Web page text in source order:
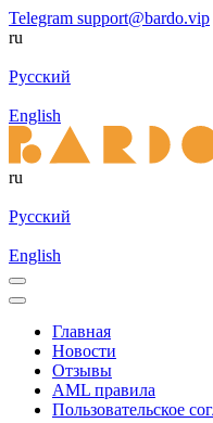
Telegram support@bardo.vip
ru
Русский
English
ru
Русский
English
Главная
Новости
Отзывы
AML правила
Пользовательское